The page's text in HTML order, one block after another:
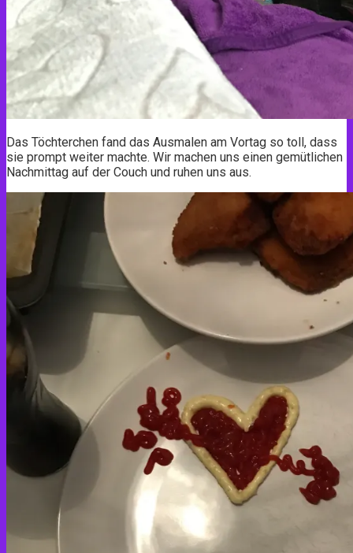
Das Töchterchen fand das Ausmalen am Vortag so toll, dass
sie prompt weiter machte. Wir machen uns einen gemütlichen
Nachmittag auf der Couch und ruhen uns aus.